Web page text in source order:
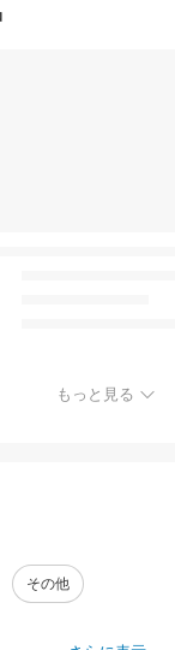
もっと見る
その他